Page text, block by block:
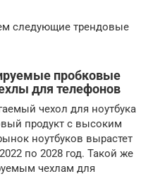
следующие трендовые
пробковые
для телефонов
чехол для ноутбука
продукт с высоким
ноутбуков вырастет
по 2028 год. Такой же
чехлам для